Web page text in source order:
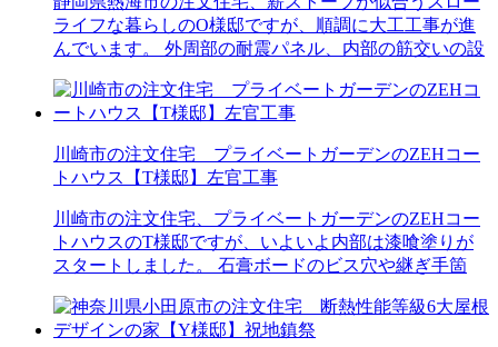
ライフな暮らしのO様邸ですが、順調に大工工事が進
んでいます。 外周部の耐震パネル、内部の筋交いの設
川崎市の注文住宅 プライベートガーデンのZEHコー
トハウス【T様邸】左官工事
川崎市の注文住宅、プライベートガーデンのZEHコー
トハウスのT様邸ですが、いよいよ内部は漆喰塗りが
スタートしました。 石膏ボードのビス穴や継ぎ手箇